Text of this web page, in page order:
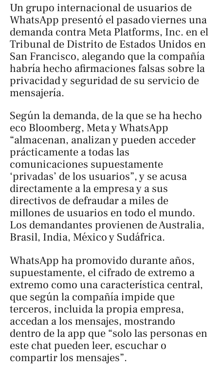
Un grupo internacional de usuarios de
WhatsApp presentó el pasado viernes una
demanda contra Meta Platforms, Inc. en el
Tribunal de Distrito de Estados Unidos en
San Francisco, alegando que la compañía
habría hecho afirmaciones falsas sobre la
privacidad y seguridad de su servicio de
mensajería.
Según la demanda, de la que se ha hecho
eco Bloomberg, Meta y WhatsApp
“almacenan, analizan y pueden acceder
prácticamente a todas las
comunicaciones supuestamente
‘privadas’ de los usuarios”, y se acusa
directamente a la empresa y a sus
directivos de defraudar a miles de
millones de usuarios en todo el mundo.
Los demandantes provienen de Australia,
Brasil, India, México y Sudáfrica.
WhatsApp ha promovido durante años,
supuestamente, el cifrado de extremo a
extremo como una característica central,
que según la compañía impide que
terceros, incluida la propia empresa,
accedan a los mensajes, mostrando
dentro de la app que “solo las personas en
este chat pueden leer, escuchar o
compartir los mensajes”.